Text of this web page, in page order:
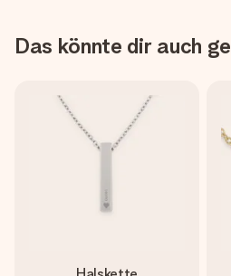
Das könnte dir auch